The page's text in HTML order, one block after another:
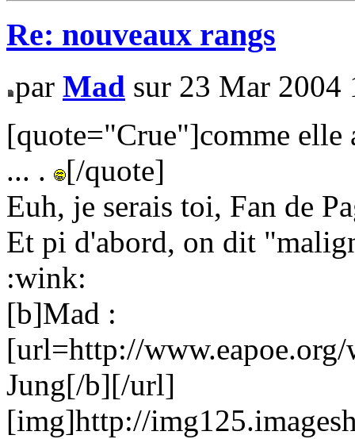
Re: nouveaux rangs
par Mad sur 23 Mar 2004
[quote="Crue"]comme elle
... .
[/quote]
Euh, je serais toi, Fan de
Et pi d'abord, on dit
:wink:
[b]Mad :
[url=http://
Jung[/b][/url]
[img]http://